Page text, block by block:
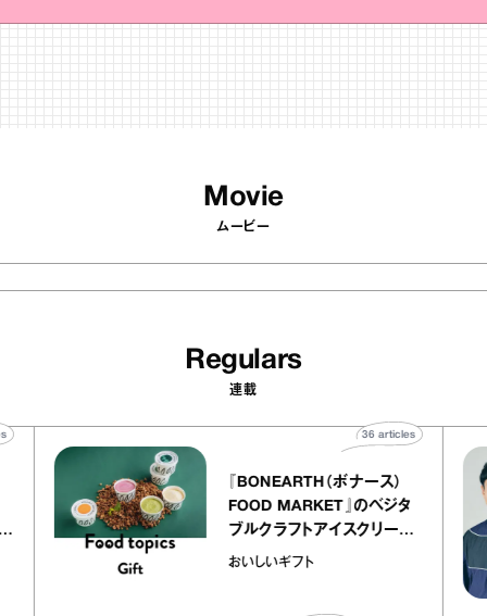
Movie
ムービー
Regulars
連載
キャ
articles
『BONEARTH（ボナース）
FOOD MARKET』のベジタ
ブルクラフトアイスクリーム
｜真野知子の「おいしいギフ
おいしいギフト
36articles